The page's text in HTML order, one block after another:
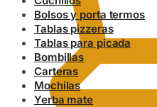
Bolsos y porta termos
Tablas pizzeras
Tablas para picada
Bombillas
Carteras
Mochilas
Yerba mate